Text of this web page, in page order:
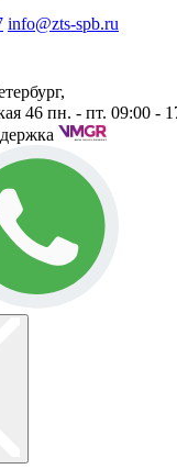
info@zts-spb.ru
46 пн. - пт. 09:00 -